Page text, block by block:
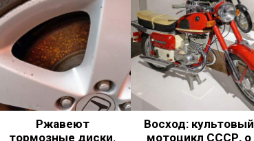
Ржавеют
тормозные диски.
Восход: культовый
мотоцикл СССР, о